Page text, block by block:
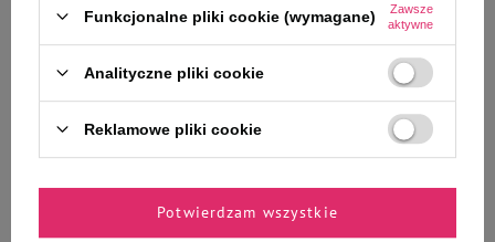
- +
Do koszyka
- +
Do koszyka
Funkcjonalne pliki cookie (wymagane)
Zawsze
aktywne
Analityczne pliki cookie
Reklamowe pliki cookie
Potwierdzam wszystkie